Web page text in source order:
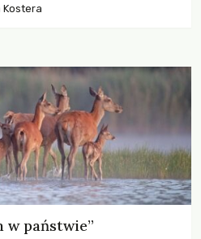
Kostera
w państwie”